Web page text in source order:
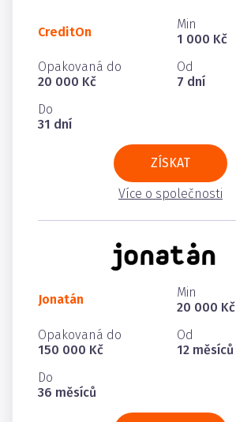
CreditOn
Min
1 000 Kč
Opakovaná do
20 000 Kč
Od
7 dní
Do
31 dní
ZÍSKAT
Více o společnosti
Jonatán
Min
20 000 Kč
Opakovaná do
150 000 Kč
Od
12 měsíců
Do
36 měsíců